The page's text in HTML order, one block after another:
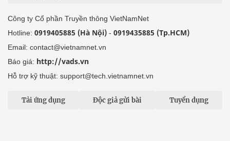
Công ty Cổ phần Truyền thông VietNamNet
Hotline: 0919405885 (Hà Nội) - 0919435885 (Tp.HCM)
Email: contact@vietnamnet.vn
Báo giá: http://vads.vn
Hỗ trợ kỹ thuật: support@tech.vietnamnet.vn
Tải ứng dụng Độc giả gửi bài Tuyển dụng